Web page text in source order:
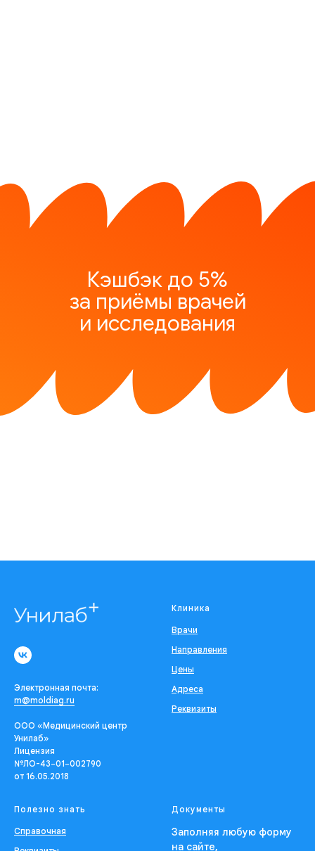
Кэшбэк до 5%
за приёмы врачей
и исследования
Электронная почта:
m@moldiag.ru
ООО «Медицинский центр
Унилаб»
Лицензия
№ЛО-43−01−002790
от 16.05.2018
Клиника
Врачи
Направления
Цены
Адреса
Реквизиты
Полезно знать
Справочная
Документы
Заполняя любую форму
на сайте,